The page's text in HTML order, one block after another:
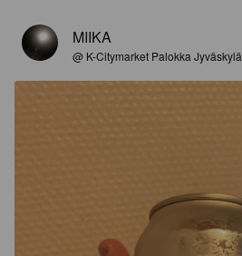
MIIKA
@ K-Citymarket Palokka Jyväskylä